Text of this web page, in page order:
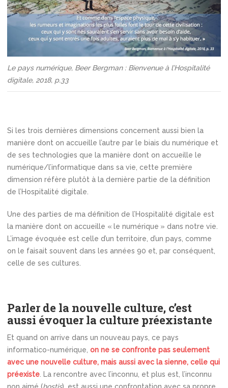
Le pays numérique, Beer Bergman : Bienvenue à l’Hospitalité
digitale, 2018, p.33
Si les trois dernières dimensions concernent aussi bien la
manière dont on accueille l’autre par le biais du numérique et
de ses technologies que la manière dont on accueille le
numérique/l’informatique dans sa vie, cette première
dimension réfère plutôt à la dernière partie de la définition
de l’Hospitalité digitale.
Une des parties de ma définition de l’Hospitalité digitale est
la manière dont on accueille « le numérique » dans notre vie.
L’image évoquée est celle d’un territoire, d’un pays, comme
on le faisait souvent dans les années 90 et, par conséquent,
celle de ses cultures.
Parler de la nouvelle culture, c’est
aussi évoquer la culture préexistante
Et quand on arrive dans un nouveau pays, ce pays
informatico-numérique, on ne se confronte pas seulement
avec une nouvelle culture, mais aussi avec la sienne, celle qui
préexiste . La rencontre avec l’inconnu, et plus est, l’inconnu